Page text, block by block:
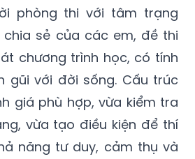
phòng thi với tâm trạng
chia sẻ của các em, đề thi
chương trình học, có tính
gũi với đời sống. Cấu trúc
giá phù hợp, vừa kiểm tra
vừa tạo điều kiện để thí
năng tư duy, cảm thụ và